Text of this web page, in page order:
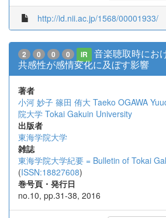
http://id.nii.ac.jp/1568/00001933/
2 0 0 0 IR
音楽聴取時にお
共感性が感情変化に及ぼす影響
著者
小河 妙子 篠田 侑大 Taeko OGAWA
院大学 Tokai Gakuin University
出版者
東海学院大学
雑誌
東海学院大学紀要 = Bulletin of Tokai
(ISSN:18827608)
巻号頁・発行日
no.10, pp.31-38, 2016